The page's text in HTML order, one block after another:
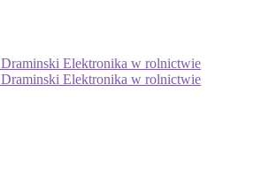
Draminski Elektronika w rolnictwie
Draminski Elektronika w rolnictwie